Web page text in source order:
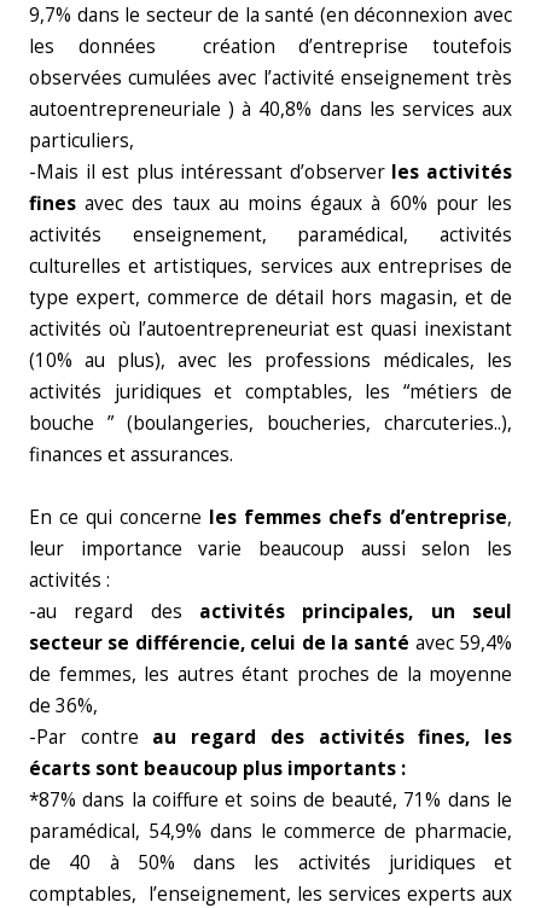
9,7% dans le secteur de la santé (en déconnexion avec
les données création d’entreprise toutefois
observées cumulées avec l’activité enseignement très
autoentrepreneuriale ) à 40,8% dans les services aux
particuliers,
-Mais il est plus intéressant d’observer les activités
finesavec des taux au moins égaux à 60% pour les
activités enseignement, paramédical, activités
culturelles et artistiques, services aux entreprises de
type expert, commerce de détail hors magasin, et de
activités où l’autoentrepreneuriat est quasi inexistant
(10% au plus), avec les professions médicales, les
activités juridiques et comptables, les “métiers de
bouche ” (boulangeries, boucheries, charcuteries..),
finances et assurances.
En ce qui concerne les femmes chefs d’entreprise,
leur importance varie beaucoup aussi selon les
activités :
-au regard des activités principales, un seul
secteur se différencie, celui de la santé avec 59,4%
de femmes, les autres étant proches de la moyenne
de 36%,
-Par contre au regard des activités fines, les
écarts sont beaucoup plus importants :
*87% dans la coiffure et soins de beauté, 71% dans le
paramédical, 54,9% dans le commerce de pharmacie,
de 40 à 50% dans les activités juridiques et
comptables, l’enseignement, les services experts aux